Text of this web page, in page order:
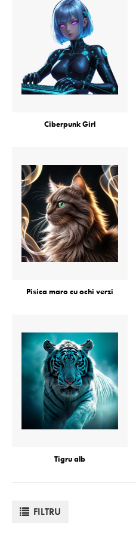
Ciberpunk Girl
Pisica maro cu ochi verzi
Tigru alb
FILTRU